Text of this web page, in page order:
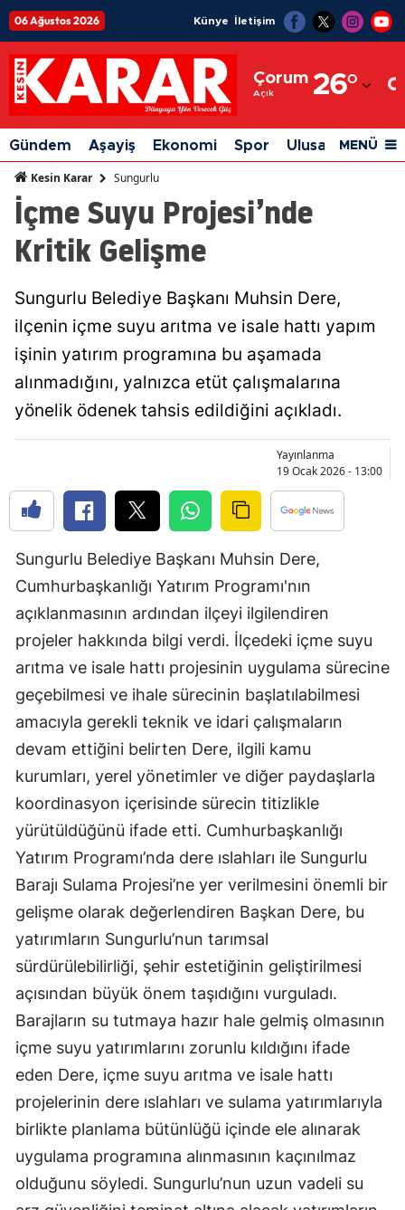
06 Ağustos 2026 Künye İletişim
Çorum
Açık 26°
Adıyaman
Afyonkarahisar
Ağrı
Amasya
Aydın
Balıkesir
Bilecik
Bingöl
Bitlis
Bolu
Bursa
Çanakkale
Çankırı
Çorum
Denizli
Diyarbakır
Edirne
Elazığ
Erzincan
Eskişehir
Gaziantep
Giresun
Gümüşhane
Hakkari
Hatay
Isparta
Gündem Aşayiş Ekonomi Spor Ulusal Siyaset
MENÜ
Kesin Karar Sungurlu
İçme Suyu Projesi’nde
Kritik Gelişme
Sungurlu Belediye Başkanı Muhsin Dere,
ilçenin içme suyu arıtma ve isale hattı yapım
işinin yatırım programına bu aşamada
alınmadığını, yalnızca etüt çalışmalarına
yönelik ödenek tahsis edildiğini açıkladı.
Yayınlanma
19 Ocak 2026 - 13:00
Sungurlu Belediye Başkanı Muhsin Dere,
Cumhurbaşkanlığı Yatırım Programı'nın
açıklanmasının ardından ilçeyi ilgilendiren
projeler hakkında bilgi verdi. İlçedeki içme suyu
arıtma ve isale hattı projesinin uygulama sürecine
geçebilmesi ve ihale sürecinin başlatılabilmesi
amacıyla gerekli teknik ve idari çalışmaların
devam ettiğini belirten Dere, ilgili kamu
kurumları, yerel yönetimler ve diğer paydaşlarla
koordinasyon içerisinde sürecin titizlikle
yürütüldüğünü ifade etti. Cumhurbaşkanlığı
Yatırım Programı’nda dere ıslahları ile Sungurlu
Barajı Sulama Projesi’ne yer verilmesini önemli bir
gelişme olarak değerlendiren Başkan Dere, bu
yatırımların Sungurlu’nun tarımsal
sürdürülebilirliği, şehir estetiğinin geliştirilmesi
açısından büyük önem taşıdığını vurguladı.
Barajların su tutmaya hazır hale gelmiş olmasının
içme suyu yatırımlarını zorunlu kıldığını ifade
eden Dere, içme suyu arıtma ve isale hattı
projelerinin dere ıslahları ve sulama yatırımlarıyla
birlikte planlama bütünlüğü içinde ele alınarak
uygulama programına alınmasının kaçınılmaz
olduğunu söyledi. Sungurlu’nun uzun vadeli su